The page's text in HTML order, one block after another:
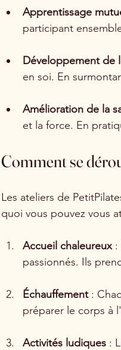
Apprentissage
participant
Développement de
en soi. En
Amélioration de la
et la force. En
Comment se
Les ateliers de
quoi vous pouvez vous
Accueil chaleureux :
passionnés. Ils
Échauffement :
préparer le corps à
Activités ludiques :